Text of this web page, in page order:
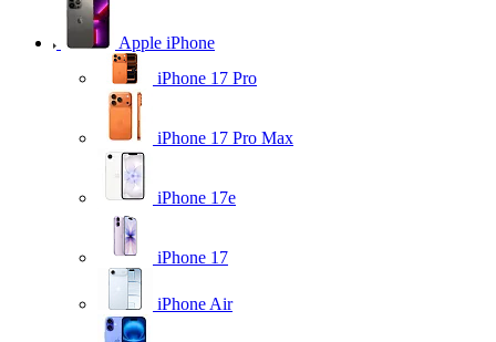
Apple iPhone
iPhone 17 Pro
iPhone 17 Pro Max
iPhone 17e
iPhone 17
iPhone Air